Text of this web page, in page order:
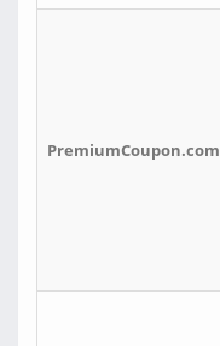
PremiumCoupon.com